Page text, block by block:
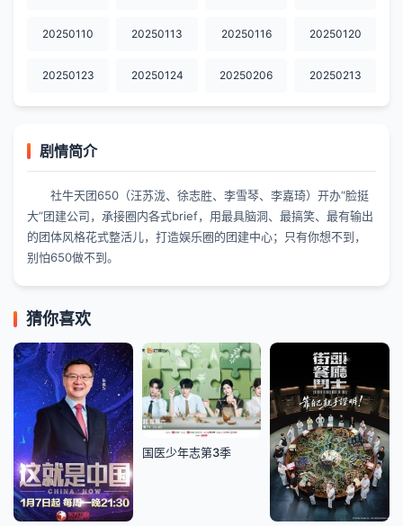
20250110 20250113 20250116 20250120
20250123 20250124 20250206 20250213
剧情简介
社牛天团650（汪苏泷、徐志胜、李雪琴、李嘉琦）开办“脸挺
大”团建公司，承接圈内各式brief，用最具脑洞、最搞笑、最有输出
的团体风格花式整活儿，打造娱乐圈的团建中心；只有你想不到，
别怕650做不到。
猜你喜欢
国医少年志第3季